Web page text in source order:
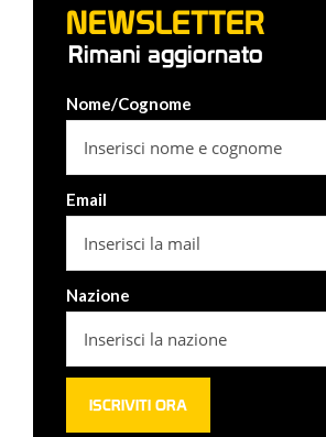
NEWSLETTER
Rimani aggiornato
Nome/Cognome
Email
Nazione